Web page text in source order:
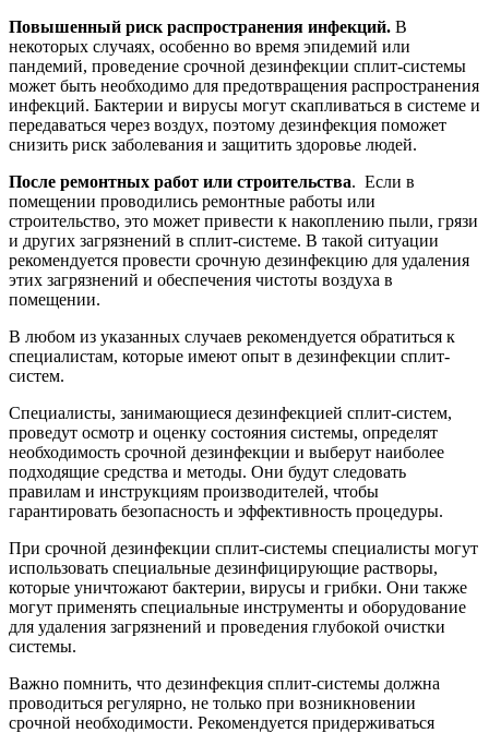
Повышенный риск распространения инфекций. В
некоторых случаях, особенно во время эпидемий или
пандемий, проведение срочной дезинфекции сплит-системы
может быть необходимо для предотвращения распространения
инфекций. Бактерии и вирусы могут скапливаться в системе и
передаваться через воздух, поэтому дезинфекция поможет
снизить риск заболевания и защитить здоровье людей.
После ремонтных работ или строительства. Если в
помещении проводились ремонтные работы или
строительство, это может привести к накоплению пыли, грязи
и других загрязнений в сплит-системе. В такой ситуации
рекомендуется провести срочную дезинфекцию для удаления
этих загрязнений и обеспечения чистоты воздуха в
помещении.
В любом из указанных случаев рекомендуется обратиться к
специалистам, которые имеют опыт в дезинфекции сплит-
систем.
Специалисты, занимающиеся дезинфекцией сплит-систем,
проведут осмотр и оценку состояния системы, определят
необходимость срочной дезинфекции и выберут наиболее
подходящие средства и методы. Они будут следовать
правилам и инструкциям производителей, чтобы
гарантировать безопасность и эффективность процедуры.
При срочной дезинфекции сплит-системы специалисты могут
использовать специальные дезинфицирующие растворы,
которые уничтожают бактерии, вирусы и грибки. Они также
могут применять специальные инструменты и оборудование
для удаления загрязнений и проведения глубокой очистки
системы.
Важно помнить, что дезинфекция сплит-системы должна
проводиться регулярно, не только при возникновении
срочной необходимости. Рекомендуется придерживаться